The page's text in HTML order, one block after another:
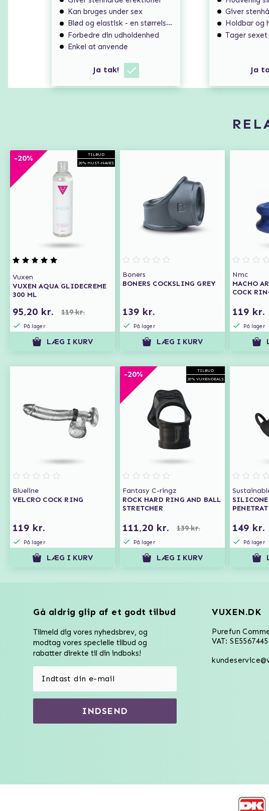
Kan bruges under sex
Blød og elastisk - en størrelse passer til de fleste
Forbedre din udholdenhed
Enkel at anvende
Ja tak!
Giver
Holdbar og
Tager sexet
Ja
TILBUD
20% MUST-HAVES
-20%
Vuxen
VUXEN AQUA GLIDECREME
300 ML
95,20 kr. 119 kr.
På lager
LÆG I KURV
Boners
BONERS COCKSLING GREY
139 kr.
På lager
LÆG I KURV
Nmc
MACHO
COCK
119 kr.
På lager
Blueline
VELCRO COCK RING
119 kr.
På lager
LÆG I KURV
TILBUD
20% VUXENDEALS
-20%
Fantasy C-ringz
ROCK HARD RING AND BALL
STRETCHER
111,20 kr. 139 kr.
På lager
LÆG I KURV
149 kr.
På lager
Gå aldrig glip af et godt tilbud
Tilmeld dig vores nyhedsbrev, og
modtag vores specielle tilbud og
rabatter direkte til din indboks!
INDSEND
VUXEN.DK
Purefun
VAT: